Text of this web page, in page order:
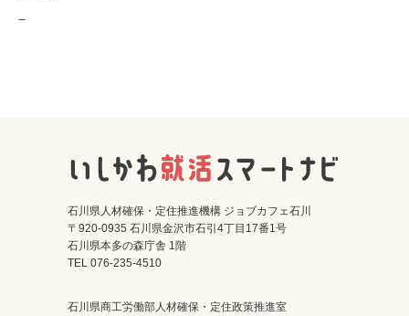
－
石川県人材確保・定住推進機構 ジョブカフェ石川
〒920-0935 石川県金沢市石引4丁目17番1号
石川県本多の森庁舎 1階
TEL 076-235-4510
石川県商工労働部人材確保・定住政策推進室